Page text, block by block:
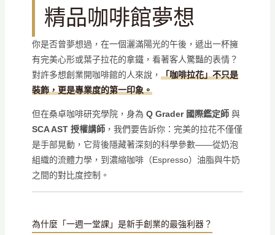
精品咖啡館夢想
你是否曾夢想過，在一個灑滿陽光的午後，遞出一杯擁
有完美心形或葉子拉花的拿鐵，看著客人驚豔的表情？
對許多想創業開咖啡館的人來說， 「咖啡拉花」不只是
裝飾，更是專業度的第一印象。
但在桑卓咖啡研究學院，身為 Q Grader 國際鑑定師與
SCA AST 授權講師，我們要告訴你：完美的拉花不僅僅
是手部晃動，它背後隱藏著深刻的科學參數——從奶泡
組織的流體力學，到濃縮咖啡（Espresso）油脂與牛奶
之間的對比度控制。
為什麼「一週一堂課」是新手創業的最強利器？